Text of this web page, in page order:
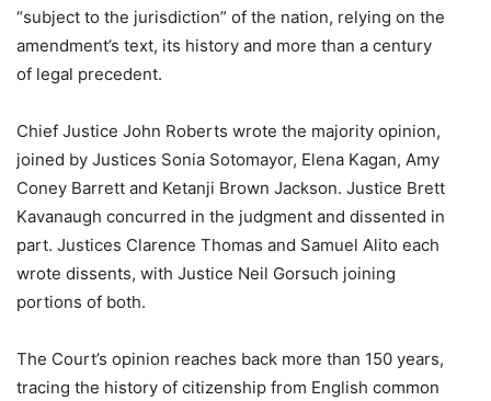
“subject to the jurisdiction” of the nation, relying on the
amendment’s text, its history and more than a century
of legal precedent.
Chief Justice John Roberts wrote the majority opinion,
joined by Justices Sonia Sotomayor, Elena Kagan, Amy
Coney Barrett and Ketanji Brown Jackson. Justice Brett
Kavanaugh concurred in the judgment and dissented in
part. Justices Clarence Thomas and Samuel Alito each
wrote dissents, with Justice Neil Gorsuch joining
portions of both.
The Court’s opinion reaches back more than 150 years,
tracing the history of citizenship from English common